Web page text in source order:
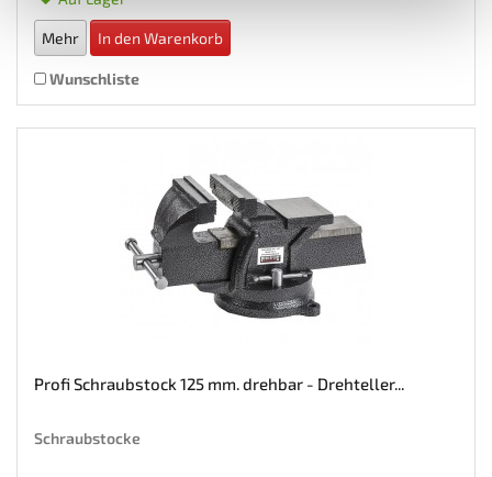
Mehr In den Warenkorb
Wunschliste
Profi Schraubstock 125 mm. drehbar - Drehteller...
Schraubstocke